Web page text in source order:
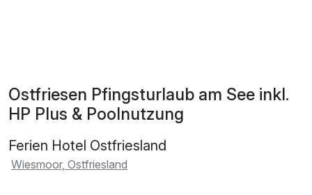
Ostfriesen Pfingsturlaub am See inkl.
HP Plus & Poolnutzung
Ferien Hotel Ostfriesland
Wiesmoor, Ostfriesland